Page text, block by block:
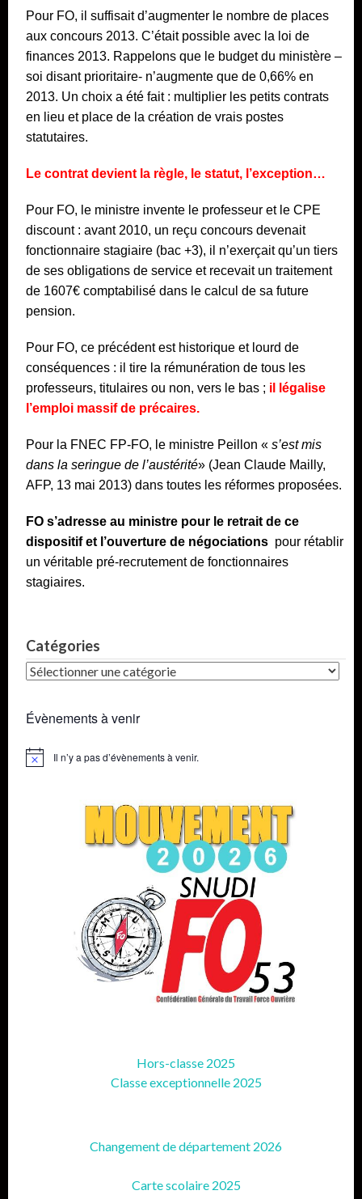
Pour FO, il suffisait d’augmenter le nombre de places
aux concours 2013. C’était possible avec la loi de
finances 2013. Rappelons que le budget du ministère –
soi disant prioritaire- n’augmente que de 0,66% en
2013. Un choix a été fait : multiplier les petits contrats
en lieu et place de la création de vrais postes
statutaires.
Le contrat devient la règle, le statut, l’exception…
Pour FO, le ministre invente le professeur et le CPE
discount : avant 2010, un reçu concours devenait
fonctionnaire stagiaire (bac +3), il n’exerçait qu’un tiers
de ses obligations de service et recevait un traitement
de 1607€ comptabilisé dans le calcul de sa future
pension.
Pour FO, ce précédent est historique et lourd de
conséquences : il tire la rémunération de tous les
professeurs, titulaires ou non, vers le bas ; il légalise
l’emploi massif de précaires.
Pour la FNEC FP-FO, le ministre Peillon «s’est mis
dans la seringue de l’austérité» (Jean Claude Mailly,
AFP, 13 mai 2013) dans toutes les réformes proposées.
FO s’adresse au ministre pour le retrait de ce
dispositif et l’ouverture de négociations pour rétablir
un véritable pré-recrutement de fonctionnaires
stagiaires.
Catégories
Catégories
Évènements à venir
Notice Il n’y a pas d’évènements à venir.
Hors-classe 2025
Classe exceptionnelle 2025
Changement de département 2026
Carte scolaire 2025